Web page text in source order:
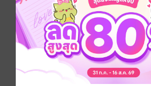
ของนางร้ายมือโปร!
เชิญพบกับเรื่องราวเลิฟคอเมดี้ของนางร้
นางเอก เล่ม 2!"
การ์ตูนญี่ปุ่น หนังสือแปล ตลก